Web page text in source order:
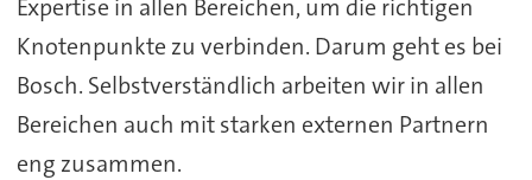
Expertise in allen Bereichen, um die richtigen
Knotenpunkte zu verbinden. Darum geht es bei
Bosch. Selbstverständlich arbeiten wir in allen
Bereichen auch mit starken externen Partnern
eng zusammen.